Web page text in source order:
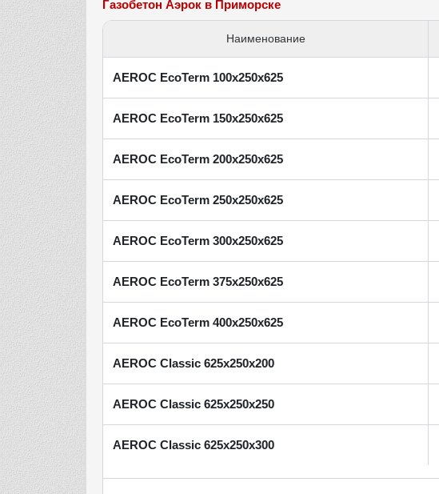
Газобетон Аэрок в Приморске
Наименование
AEROC EcoTerm 100х250х625
AEROC EcoTerm 150х250х625
AEROC EcoTerm 200х250х625
AEROC EcoTerm 250х250х625
AEROC EcoTerm 300х250х625
AEROC EcoTerm 375х250х625
AEROC EcoTerm 400х250х625
AEROC Classic 625х250х200
AEROC Classic 625х250х250
AEROC Classic 625х250х300